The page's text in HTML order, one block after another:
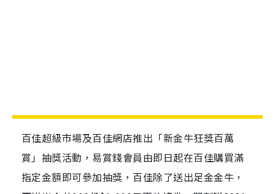
百佳超級市場及百佳網店推出「新金牛狂獎百萬
賞」抽獎活動，易賞錢會員由即日起在百佳購買滿
指定金額即可參加抽獎，百佳除了送出足金金牛，